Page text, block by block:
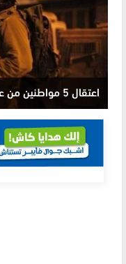
اعتقال 5 مواطنين من عائلة واحدة شمال طولكرم